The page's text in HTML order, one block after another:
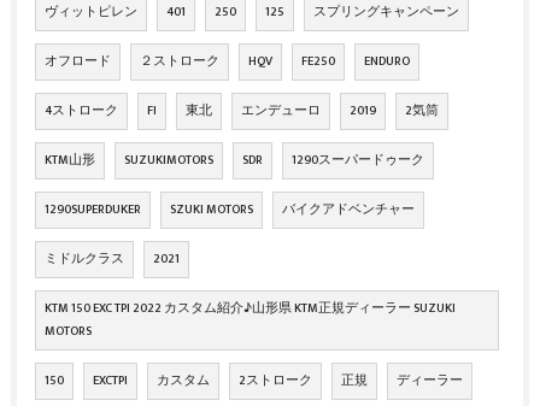
ヴィットピレン 401 250 125 スプリングキャンペーン
オフロード ２ストローク HQV FE250 ENDURO
4ストローク FI 東北 エンデューロ 2019 2気筒
KTM山形 SUZUKIMOTORS SDR 1290スーパードゥーク
1290SUPERDUKER SZUKI MOTORS バイクアドベンチャー
ミドルクラス 2021
KTM 150 EXC TPI 2022 カスタム紹介♪山形県 KTM正規ディーラー SUZUKI
MOTORS
150 EXCTPI カスタム 2ストローク 正規 ディーラー